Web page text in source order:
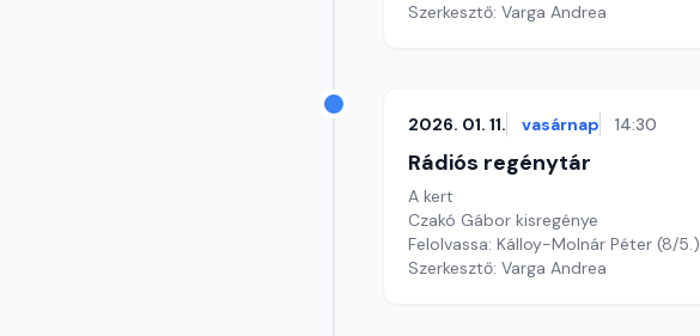
Szerkesztő: Varga Andrea
2026. 01. 11. vasárnap 14:30
Rádiós regénytár
A kert
Czakó Gábor kisregénye
Felolvassa: Kálloy-Molnár Péter (8/5.)
Szerkesztő: Varga Andrea